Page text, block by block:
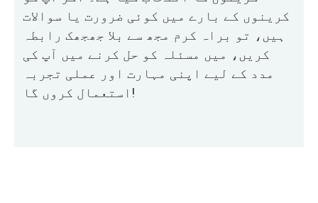
کرینوں کے بارے میں کوئی ضرورت یا سوالات
ہیں، تو براہ کرم مجھ سے بلا جھجھک رابطہ
کریں، میں مسئلہ کو حل کرنے میں آپ کی
مدد کے لیے اپنی مہارت اور عملی تجربہ
استعمال کروں گا!